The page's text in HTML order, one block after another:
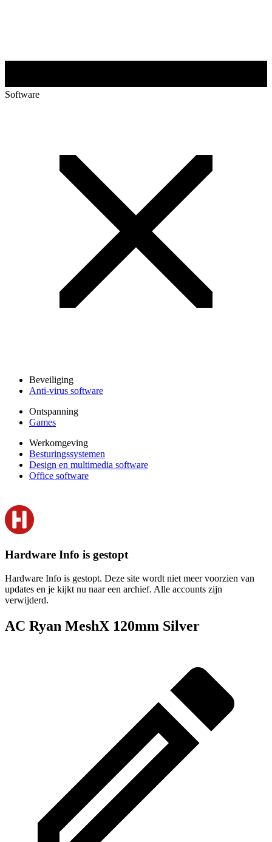
Software
Beveiliging
Anti-virus software
Ontspanning
Games
Werkomgeving
Besturingssystemen
Design en multimedia software
Office software
Hardware Info is gestopt
Hardware Info is gestopt. Deze site wordt niet meer voorzien van
updates en je kijkt nu naar een archief. Alle accounts zijn
verwijderd.
AC Ryan MeshX 120mm Silver